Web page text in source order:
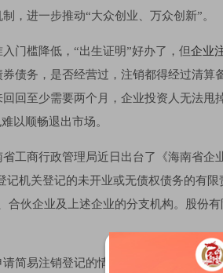
，进一步推动“大众创业、万众创新”。
门槛降低，“出生证明”好办了，但企业
债务，是否经营过，注销都得经过清算
回至少需要两个月，企业投资人无法甩
以顺畅退出市场。
工商行政管理局近日出台了《海南省企
机关登记的未开业或无债权债务的有
合伙企业及上述企业的分支机构。股份
简易注销登记的情形：被行政机关立案